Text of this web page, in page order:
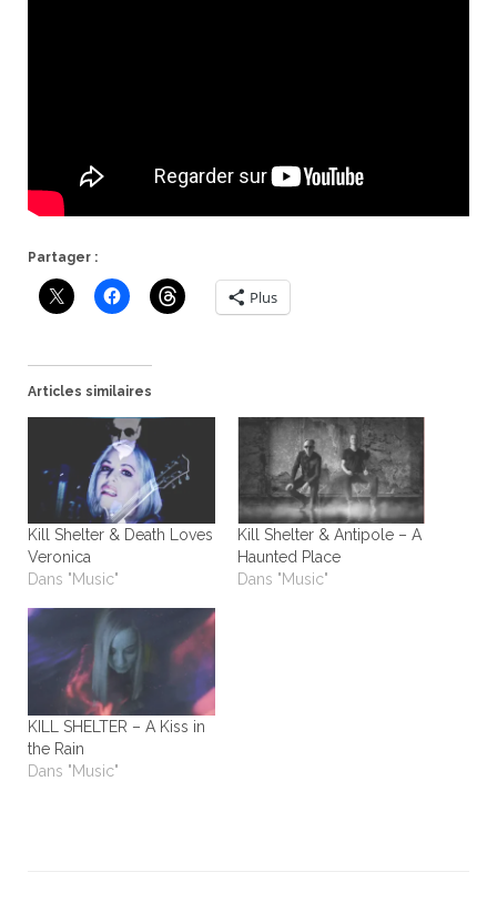
Partager :
Plus
Articles similaires
Kill Shelter & Death Loves
Veronica
Dans "Music"
Kill Shelter & Antipole – A
Haunted Place
Dans "Music"
KILL SHELTER – A Kiss in
the Rain
Dans "Music"